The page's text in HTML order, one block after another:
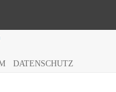
DATENSCHUTZ